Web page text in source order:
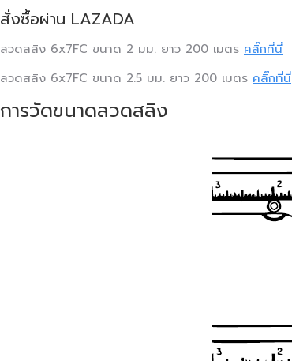
สั่งซื้อผ่าน LAZADA
ลวดสลิง 6x7FC ขนาด 2 มม. ยาว 200 เมตร คลิ๊กที่นี่
ลวดสลิง 6x7FC ขนาด 2.5 มม. ยาว 200 เมตร คลิ๊กที่นี่
การวัดขนาดลวดสลิง